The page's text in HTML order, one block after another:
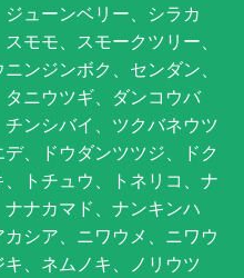
ューンベリー、シラカ
モモ、スモークツリー、
ンジンボク、センダン、
ニウツギ、ダンコウバ
ンシバイ、ツクバネウツ
、ドウダンツツジ、ドク
トチュウ、トネリコ、ナ
ナカマド、ナンキンハ
シア、ニワウメ、ニワウ
、ネムノキ、ノリウツ